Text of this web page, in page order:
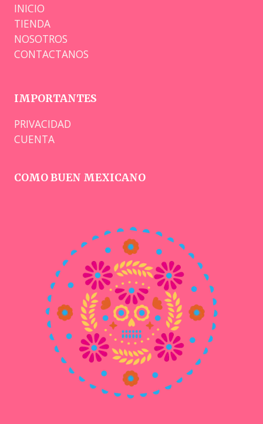
INICIO
TIENDA
NOSOTROS
CONTACTANOS
IMPORTANTES
PRIVACIDAD
CUENTA
COMO BUEN MEXICANO